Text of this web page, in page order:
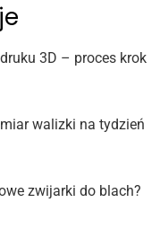
3D – proces krok
walizki na tydzień
zwijarki do blach?